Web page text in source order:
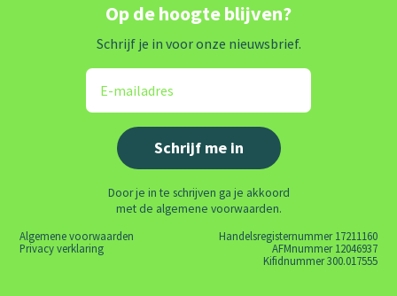
Op de hoogte blijven?
Schrijf je in voor onze nieuwsbrief.
Door je in te schrijven ga je akkoord
met de algemene voorwaarden.
Algemene voorwaarden
Privacy verklaring
Handelsregisternummer 17211160
AFMnummer 12046937
Kifidnummer 300.017555